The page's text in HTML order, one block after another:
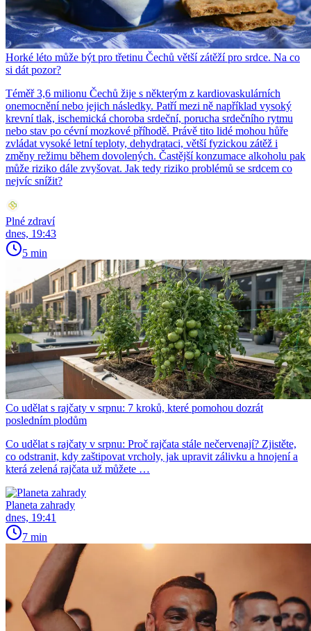
Horké léto může být pro třetinu Čechů větší zátěží pro srdce. Na co
si dát pozor?
Téměř 3,6 milionu Čechů žije s některým z kardiovaskulárních
onemocnění nebo jejich následky. Patří mezi ně například vysoký
krevní tlak, ischemická choroba srdeční, porucha srdečního rytmu
nebo stav po cévní mozkové příhodě. Právě tito lidé mohou hůře
zvládat vysoké letní teploty, dehydrataci, větší fyzickou zátěž i
změny režimu během dovolených. Častější konzumace alkoholu pak
může riziko dále zvyšovat. Jak tedy riziko problémů se srdcem co
nejvíc snížit?
Plné zdraví
dnes, 19:43
5 min
Co udělat s rajčaty v srpnu: 7 kroků, které pomohou dozrát
posledním plodům
Co udělat s rajčaty v srpnu: Proč rajčata stále nečervenají? Zjistěte,
co odstranit, kdy zaštipovat vrcholy, jak upravit zálivku a hnojení a
která zelená rajčata už můžete …
Planeta zahrady
dnes, 19:41
7 min